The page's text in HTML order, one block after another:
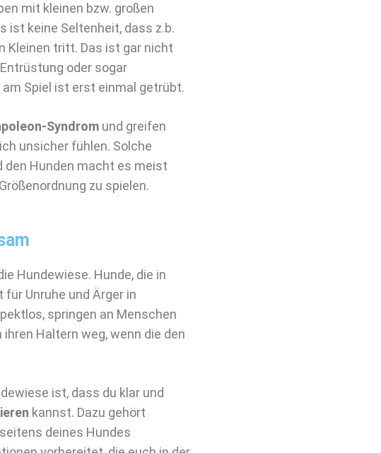
mit kleinen bzw. großen
ist keine Seltenheit, dass z.b.
Kleinen tritt. Das ist gar nicht
oder sogar
Spiel ist erst einmal getrübt.
Syndrom und greifen
unsicher fühlen. Solche
den Hunden macht es meist
zu spielen.
Hundewiese. Hunde, die in
Unruhe und Ärger in
springen an Menschen
Haltern weg, wenn die den
ist, dass du klar und
kannst. Dazu gehört
deines Hundes